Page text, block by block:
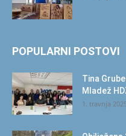
POPULARNI POSTOVI
Tina
Mladež
1. travnja